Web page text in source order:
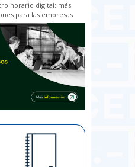
horario digital: más
para las empresas